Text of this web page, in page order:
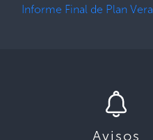
Informe Final de Plan
Avisos